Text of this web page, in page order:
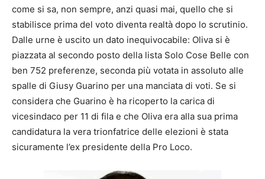
come si sa, non sempre, anzi quasi mai, quello che si
stabilisce prima del voto diventa realtà dopo lo scrutinio.
Dalle urne è uscito un dato inequivocabile: Oliva si è
piazzata al secondo posto della lista Solo Cose Belle con
ben 752 preferenze, seconda più votata in assoluto alle
spalle di Giusy Guarino per una manciata di voti. Se si
considera che Guarino è ha ricoperto la carica di
vicesindaco per 11 di fila e che Oliva era alla sua prima
candidatura la vera trionfatrice delle elezioni è stata
sicuramente l’ex presidente della Pro Loco.